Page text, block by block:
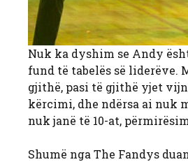
Nuk ka dyshim se Andy
fund të tabelës së liderëve.
gjithë, pasi të gjithë yjet
kërcimi, dhe ndërsa ai nuk
nuk janë të 10-at,
Shumë nga The Fandys